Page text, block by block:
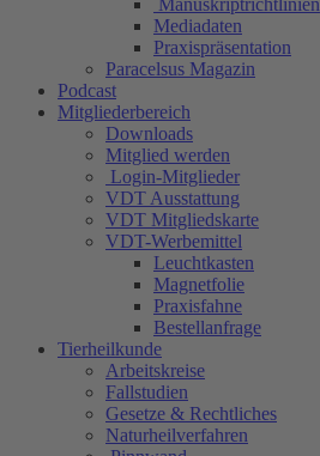
Manuskriptrichtlinien
Mediadaten
Praxispräsentation
Paracelsus Magazin
Podcast
Mitgliederbereich
Downloads
Mitglied werden
Login-Mitglieder
VDT Ausstattung
VDT Mitgliedskarte
VDT-Werbemittel
Leuchtkasten
Magnetfolie
Praxisfahne
Bestellanfrage
Tierheilkunde
Arbeitskreise
Fallstudien
Gesetze & Rechtliches
Naturheilverfahren